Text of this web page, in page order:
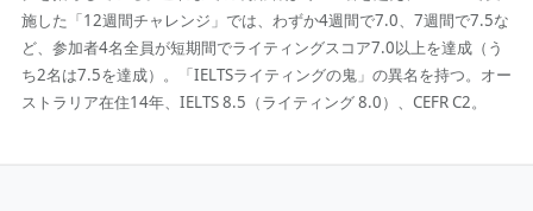
施した「12週間チャレンジ」では、わずか4週間で7.0、7週間で7.5な
ど、参加者4名全員が短期間でライティングスコア7.0以上を達成（う
ち2名は7.5を達成）。「IELTSライティングの鬼」の異名を持つ。オー
ストラリア在住14年、IELTS 8.5（ライティング 8.0）、CEFR C2。